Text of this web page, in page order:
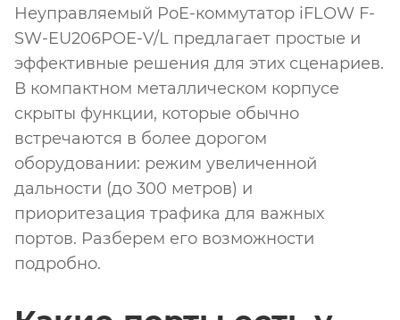
Неуправляемый PoE-коммутатор iFLOW F-
SW-EU206POE-V/L предлагает простые и
эффективные решения для этих сценариев.
В компактном металлическом корпусе
скрыты функции, которые обычно
встречаются в более дорогом
оборудовании: режим увеличенной
дальности (до 300 метров) и
приоритезация трафика для важных
портов. Разберем его возможности
подробно.